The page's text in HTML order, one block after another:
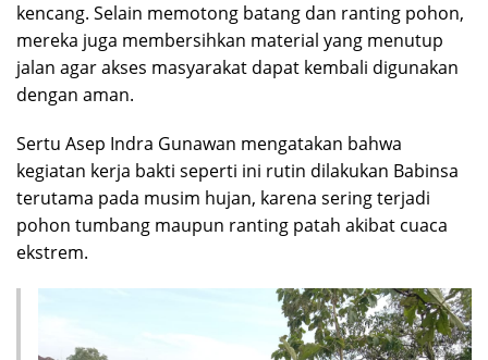
kencang. Selain memotong batang dan ranting pohon,
mereka juga membersihkan material yang menutup
jalan agar akses masyarakat dapat kembali digunakan
dengan aman.
Sertu Asep Indra Gunawan mengatakan bahwa
kegiatan kerja bakti seperti ini rutin dilakukan Babinsa
terutama pada musim hujan, karena sering terjadi
pohon tumbang maupun ranting patah akibat cuaca
ekstrem.